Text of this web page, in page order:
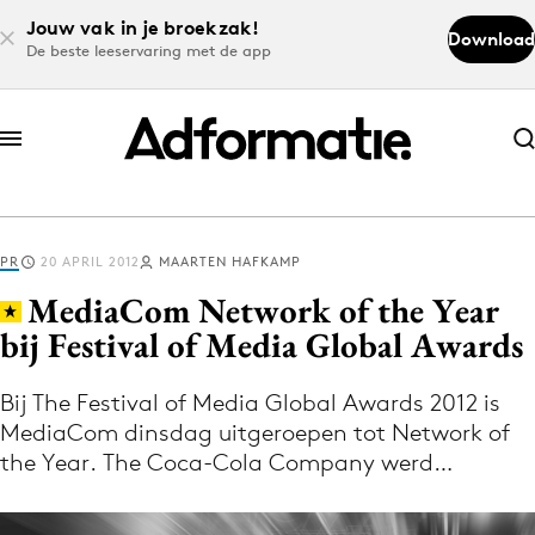
Jouw vak in je broekzak!
De beste leeservaring met de app
Download
Abonneer nu
Abonneer nu
Log in
Volg het laatste nieuws via de Adformatie
Nieuws app
PR 20 APRIL 2012 MAARTEN HAFKAMP
MediaCom Network of the Year
bij Festival of Media Global Awards
Bij The Festival of Media Global Awards 2012 is
MediaCom dinsdag uitgeroepen tot Network of
the Year. The Coca-Cola Company werd…